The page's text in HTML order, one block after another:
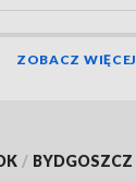
ZOBACZ WIĘCEJ
/ BYDGOSZCZ